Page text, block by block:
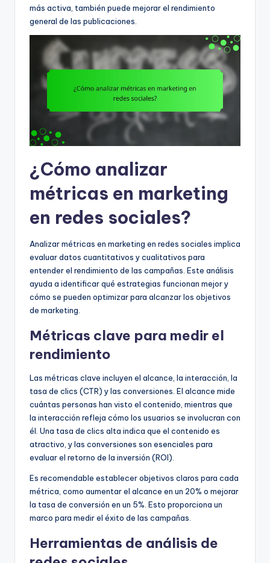
más activa, también puede mejorar el rendimiento
general de las publicaciones.
¿Cómo analizar
métricas en marketing
en redes sociales?
Analizar métricas en marketing en redes sociales implica
evaluar datos cuantitativos y cualitativos para
entender el rendimiento de las campañas. Este análisis
ayuda a identificar qué estrategias funcionan mejor y
cómo se pueden optimizar para alcanzar los objetivos
de marketing.
Métricas clave para medir el
rendimiento
Las métricas clave incluyen el alcance, la interacción, la
tasa de clics (CTR) y las conversiones. El alcance mide
cuántas personas han visto el contenido, mientras que
la interacción refleja cómo los usuarios se involucran con
él. Una tasa de clics alta indica que el contenido es
atractivo, y las conversiones son esenciales para
evaluar el retorno de la inversión (ROI).
Es recomendable establecer objetivos claros para cada
métrica, como aumentar el alcance en un 20% o mejorar
la tasa de conversión en un 5%. Esto proporciona un
marco para medir el éxito de las campañas.
Herramientas de análisis de